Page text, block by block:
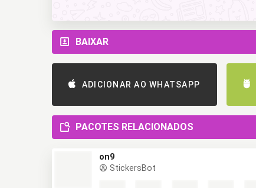
BAIXAR
ADICIONAR AO WHATSAPP
PACOTES RELACIONADOS
on9
StickersBot